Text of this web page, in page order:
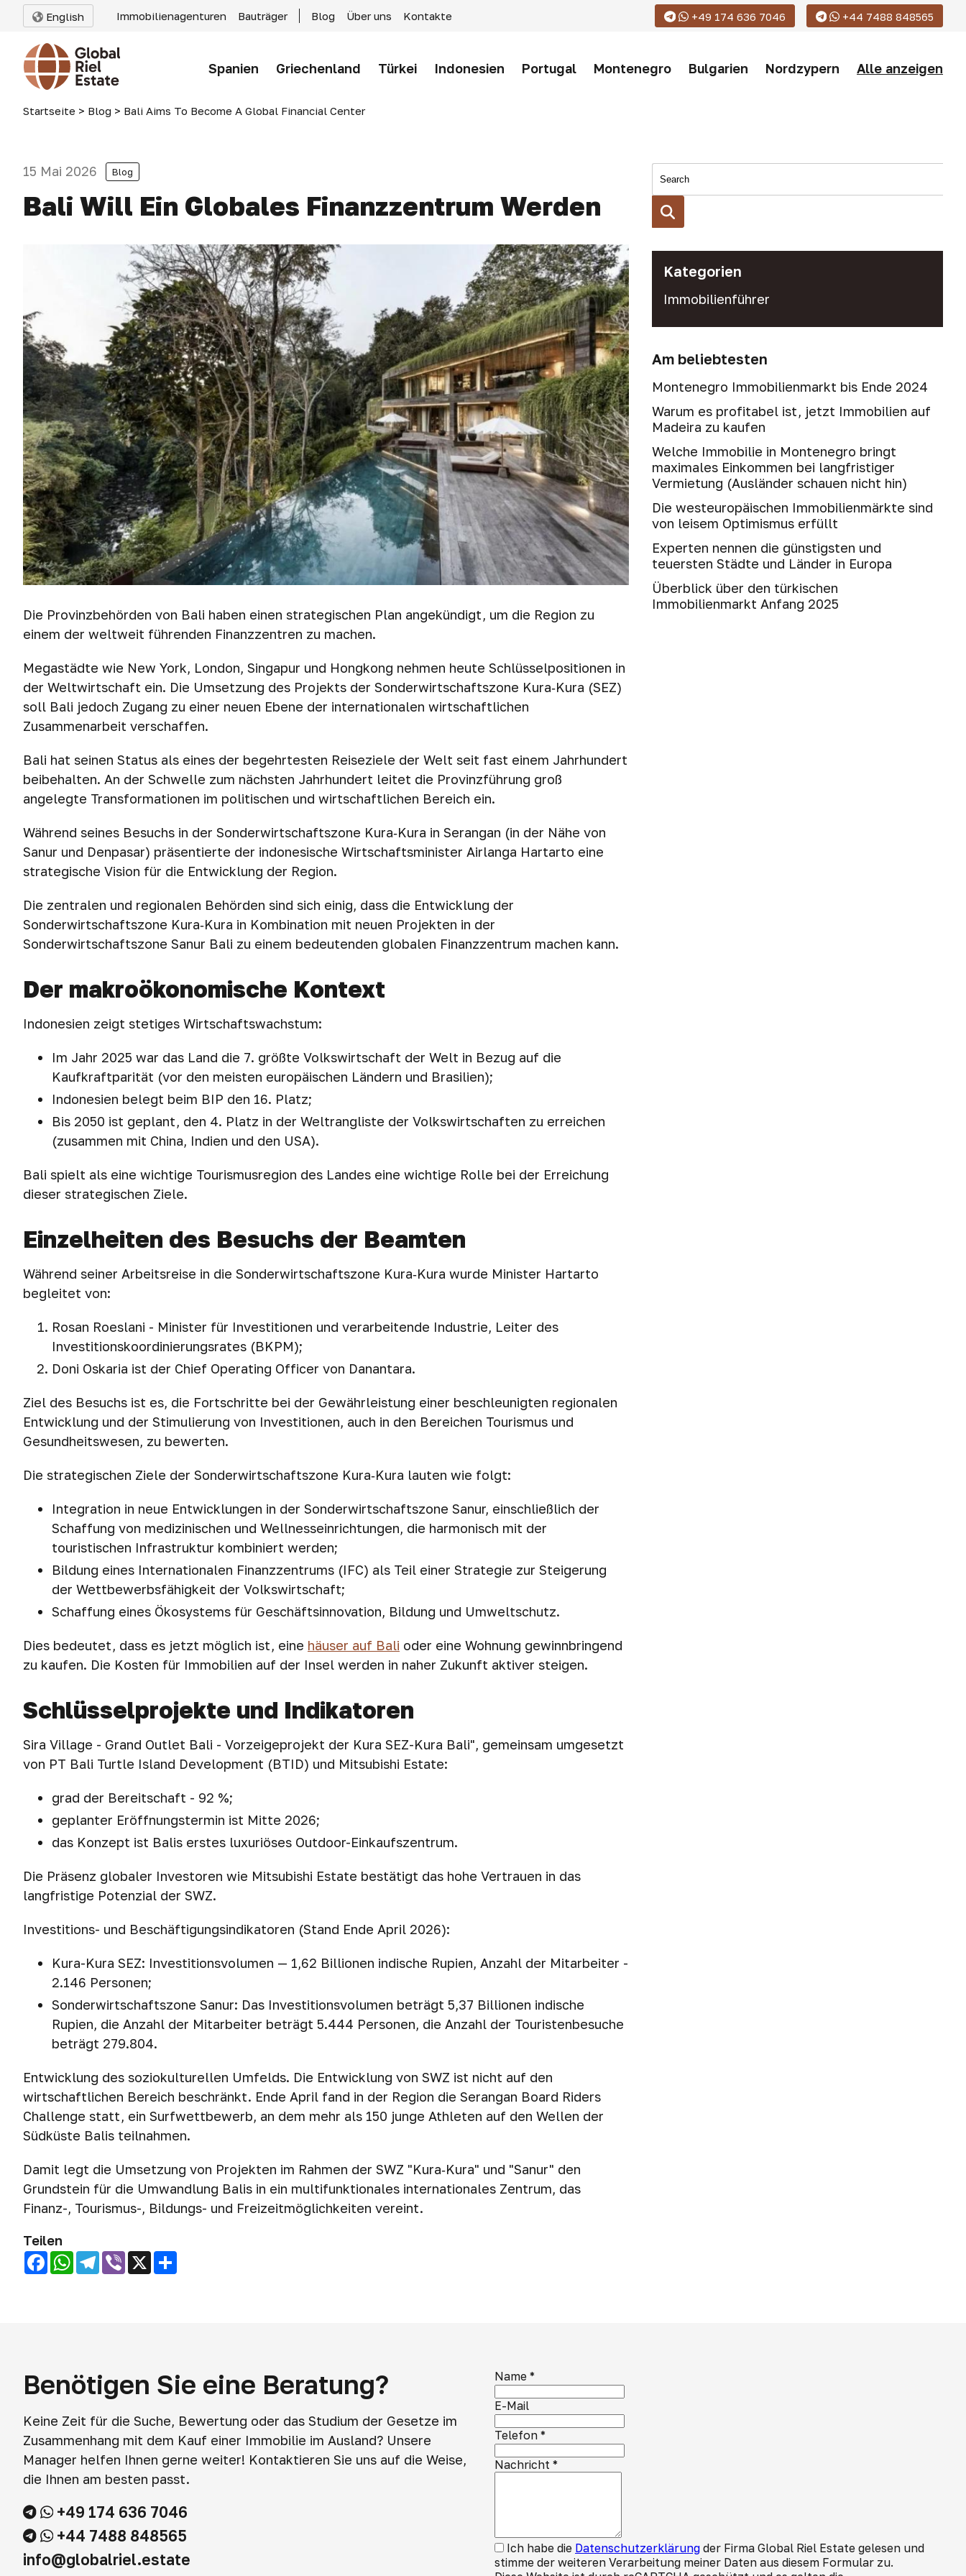
English Immobilienagenturen Bauträger Blog Über uns Kontakte +49 174 636 7046 +44 7488 848565
Spanien Griechenland Türkei Indonesien Portugal Montenegro Bulgarien Nordzypern Alle anzeigen
Startseite > Blog > Bali Aims To Become A Global Financial Center
15 Mai 2026 Blog
Bali Will Ein Globales Finanzzentrum Werden
Die Provinzbehörden von Bali haben einen strategischen Plan angekündigt, um die Region zu
einem der weltweit führenden Finanzzentren zu machen.
Megastädte wie New York, London, Singapur und Hongkong nehmen heute Schlüsselpositionen in
der Weltwirtschaft ein. Die Umsetzung des Projekts der Sonderwirtschaftszone Kura‑Kura (SEZ)
soll Bali jedoch Zugang zu einer neuen Ebene der internationalen wirtschaftlichen
Zusammenarbeit verschaffen.
Bali hat seinen Status als eines der begehrtesten Reiseziele der Welt seit fast einem Jahrhundert
beibehalten. An der Schwelle zum nächsten Jahrhundert leitet die Provinzführung groß
angelegte Transformationen im politischen und wirtschaftlichen Bereich ein.
Während seines Besuchs in der Sonderwirtschaftszone Kura‑Kura in Serangan (in der Nähe von
Sanur und Denpasar) präsentierte der indonesische Wirtschaftsminister Airlanga Hartarto eine
strategische Vision für die Entwicklung der Region.
Die zentralen und regionalen Behörden sind sich einig, dass die Entwicklung der
Sonderwirtschaftszone Kura‑Kura in Kombination mit neuen Projekten in der
Sonderwirtschaftszone Sanur Bali zu einem bedeutenden globalen Finanzzentrum machen kann.
Der makroökonomische Kontext
Indonesien zeigt stetiges Wirtschaftswachstum:
Im Jahr 2025 war das Land die 7. größte Volkswirtschaft der Welt in Bezug auf die
Kaufkraftparität (vor den meisten europäischen Ländern und Brasilien);
Indonesien belegt beim BIP den 16. Platz;
Bis 2050 ist geplant, den 4. Platz in der Weltrangliste der Volkswirtschaften zu erreichen
(zusammen mit China, Indien und den USA).
Bali spielt als eine wichtige Tourismusregion des Landes eine wichtige Rolle bei der Erreichung
dieser strategischen Ziele.
Einzelheiten des Besuchs der Beamten
Während seiner Arbeitsreise in die Sonderwirtschaftszone Kura‑Kura wurde Minister Hartarto
begleitet von:
Rosan Roeslani - Minister für Investitionen und verarbeitende Industrie, Leiter des
Investitionskoordinierungsrates (BKPM);
Doni Oskaria ist der Chief Operating Officer von Danantara.
Ziel des Besuchs ist es, die Fortschritte bei der Gewährleistung einer beschleunigten regionalen
Entwicklung und der Stimulierung von Investitionen, auch in den Bereichen Tourismus und
Gesundheitswesen, zu bewerten.
Die strategischen Ziele der Sonderwirtschaftszone Kura‑Kura lauten wie folgt:
Integration in neue Entwicklungen in der Sonderwirtschaftszone Sanur, einschließlich der
Schaffung von medizinischen und Wellnesseinrichtungen, die harmonisch mit der
touristischen Infrastruktur kombiniert werden;
Bildung eines Internationalen Finanzzentrums (IFC) als Teil einer Strategie zur Steigerung
der Wettbewerbsfähigkeit der Volkswirtschaft;
Schaffung eines Ökosystems für Geschäftsinnovation, Bildung und Umweltschutz.
Dies bedeutet, dass es jetzt möglich ist, eine häuser auf Bali oder eine Wohnung gewinnbringend
zu kaufen. Die Kosten für Immobilien auf der Insel werden in naher Zukunft aktiver steigen.
Schlüsselprojekte und Indikatoren
Sira Village - Grand Outlet Bali - Vorzeigeprojekt der Kura SEZ-Kura Bali", gemeinsam umgesetzt
von PT Bali Turtle Island Development (BTID) und Mitsubishi Estate:
grad der Bereitschaft - 92 %;
geplanter Eröffnungstermin ist Mitte 2026;
das Konzept ist Balis erstes luxuriöses Outdoor-Einkaufszentrum.
Die Präsenz globaler Investoren wie Mitsubishi Estate bestätigt das hohe Vertrauen in das
langfristige Potenzial der SWZ.
Investitions- und Beschäftigungsindikatoren (Stand Ende April 2026):
Kura-Kura SEZ: Investitionsvolumen — 1,62 Billionen indische Rupien, Anzahl der Mitarbeiter -
2.146 Personen;
Sonderwirtschaftszone Sanur: Das Investitionsvolumen beträgt 5,37 Billionen indische
Rupien, die Anzahl der Mitarbeiter beträgt 5.444 Personen, die Anzahl der Touristenbesuche
beträgt 279.804.
Entwicklung des soziokulturellen Umfelds. Die Entwicklung von SWZ ist nicht auf den
wirtschaftlichen Bereich beschränkt. Ende April fand in der Region die Serangan Board Riders
Challenge statt, ein Surfwettbewerb, an dem mehr als 150 junge Athleten auf den Wellen der
Südküste Balis teilnahmen.
Damit legt die Umsetzung von Projekten im Rahmen der SWZ "Kura‑Kura" und "Sanur" den
Grundstein für die Umwandlung Balis in ein multifunktionales internationales Zentrum, das
Finanz-, Tourismus-, Bildungs- und Freizeitmöglichkeiten vereint.
Teilen
Facebook
WhatsApp
Telegram
Viber
X Share
Kategorien
Immobilienführer
Am beliebtesten
Montenegro Immobilienmarkt bis Ende 2024
Warum es profitabel ist, jetzt Immobilien auf
Madeira zu kaufen
Welche Immobilie in Montenegro bringt
maximales Einkommen bei langfristiger
Vermietung (Ausländer schauen nicht hin)
Die westeuropäischen Immobilienmärkte sind
von leisem Optimismus erfüllt
Experten nennen die günstigsten und
teuersten Städte und Länder in Europa
Überblick über den türkischen
Immobilienmarkt Anfang 2025
Benötigen Sie eine Beratung?
Keine Zeit für die Suche, Bewertung oder das Studium der Gesetze im
Zusammenhang mit dem Kauf einer Immobilie im Ausland? Unsere
Manager helfen Ihnen gerne weiter! Kontaktieren Sie uns auf die Weise,
die Ihnen am besten passt.
+49 174 636 7046
+44 7488 848565
info@globalriel.estate
Name *
E-Mail
Telefon *
Nachricht *
Ich habe die Datenschutzerklärung der Firma Global Riel Estate gelesen und
stimme der weiteren Verarbeitung meiner Daten aus diesem Formular zu.